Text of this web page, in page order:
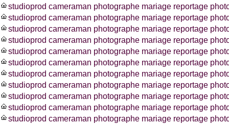
studioprod cameraman photographe mariage reportage
studioprod cameraman photographe mariage reportage
studioprod cameraman photographe mariage reportage
studioprod cameraman photographe mariage reportage
studioprod cameraman photographe mariage reportage
studioprod cameraman photographe mariage reportage
studioprod cameraman photographe mariage reportage
studioprod cameraman photographe mariage reportage
studioprod cameraman photographe mariage reportage
studioprod cameraman photographe mariage reportage
studioprod cameraman photographe mariage reportage